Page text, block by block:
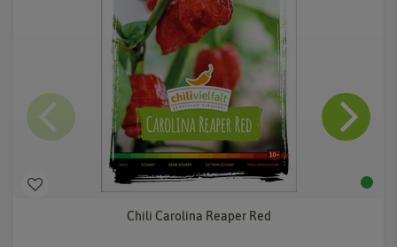
Chili Carolina Reaper Red